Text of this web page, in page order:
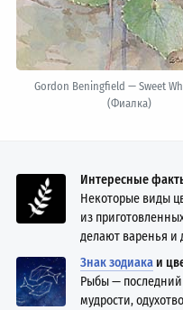
Gordon Beningfield — Sweet
(Фиалка)
Интересные
Некоторые виды
из
делают варенья и
Знак зодиака и
Рыбы — последний
мудрости,